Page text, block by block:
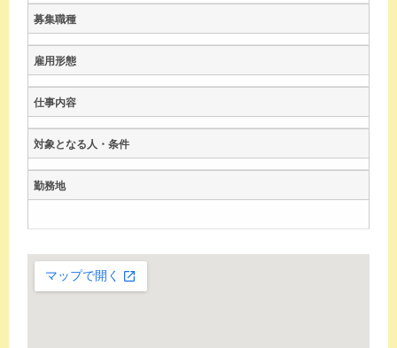
募集職種
雇用形態
仕事内容
対象となる人・条件
勤務地